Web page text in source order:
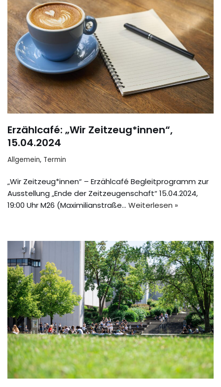
Erzählcafé: „Wir Zeitzeug*innen“,
15.04.2024
Allgemein, Termin
„Wir Zeitzeug*innen“ – Erzählcafé Begleitprogramm zur
Ausstellung „Ende der Zeitzeugenschaft“ 15.04.2024,
19:00 Uhr M26 (Maximilianstraße… Weiterlesen »